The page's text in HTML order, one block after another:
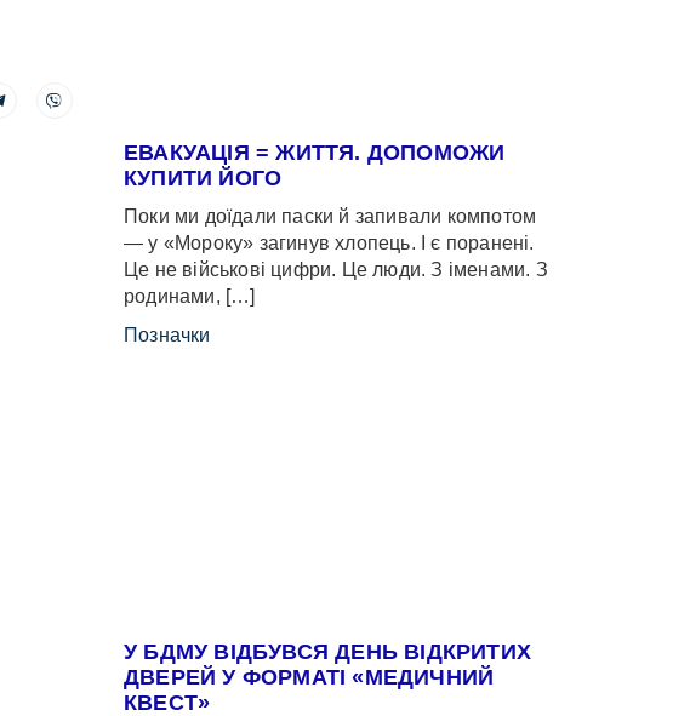
ЕВАКУАЦІЯ = ЖИТТЯ. ДОПОМОЖИ
КУПИТИ ЙОГО
Поки ми доїдали паски й запивали компотом
— у «Мороку» загинув хлопець. І є поранені.
Це не військові цифри. Це люди. З іменами. З
родинами, […]
Позначки
У БДМУ ВІДБУВСЯ ДЕНЬ ВІДКРИТИХ
ДВЕРЕЙ У ФОРМАТІ «МЕДИЧНИЙ
КВЕСТ»